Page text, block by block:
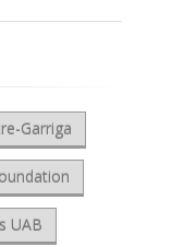
Garriga
UAB